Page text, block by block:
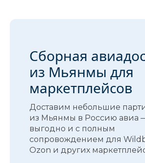
Сборная
из Мьянмы для
маркетплейсов
Доставим небольшие
из Мьянмы в Россию авиа
выгодно и с полным
сопровождением для
Ozon и других